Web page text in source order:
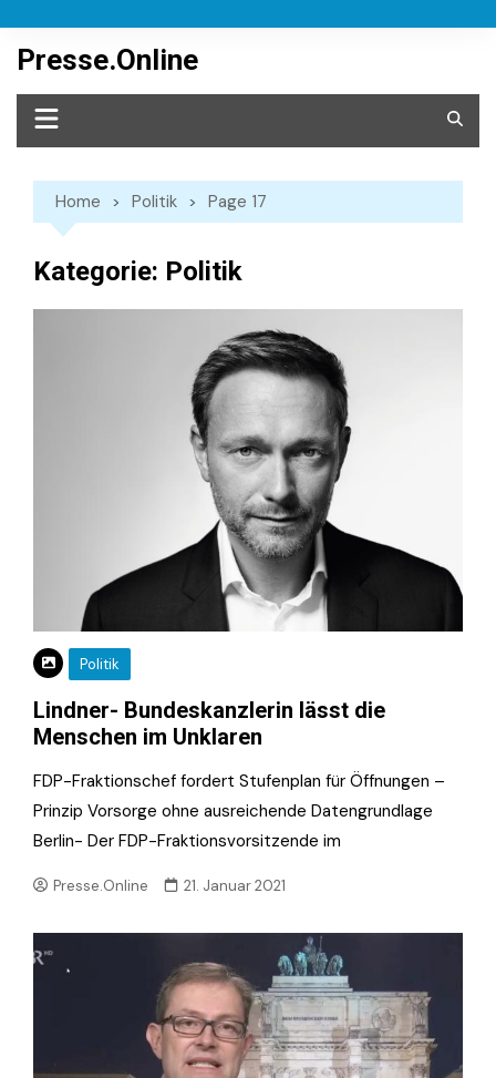
content
Presse.Online
Home Politik Page 17
Kategorie: Politik
Politik
Lindner- Bundeskanzlerin lässt die
Menschen im Unklaren
FDP-Fraktionschef fordert Stufenplan für Öffnungen –
Prinzip Vorsorge ohne ausreichende Datengrundlage
Berlin- Der FDP-Fraktionsvorsitzende im
Presse.Online 21. Januar 2021